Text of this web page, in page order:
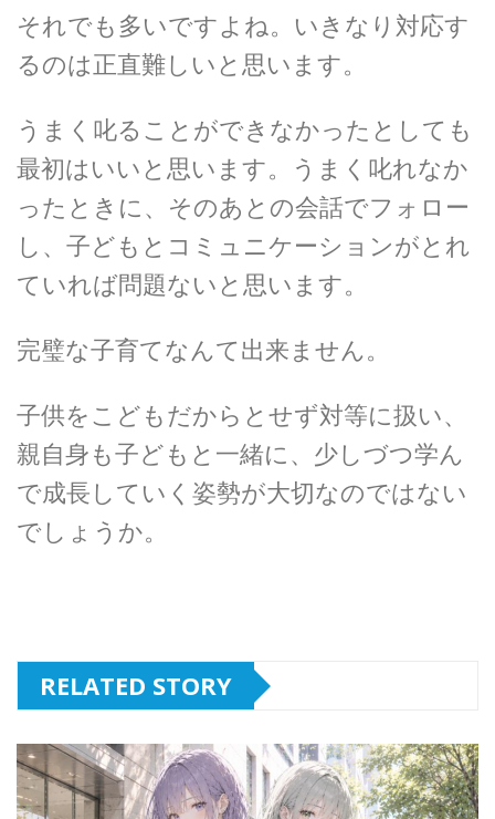
それでも多いですよね。いきなり対応す
るのは正直難しいと思います。
うまく叱ることができなかったとしても
最初はいいと思います。うまく叱れなか
ったときに、そのあとの会話でフォロー
し、子どもとコミュニケーションがとれ
ていれば問題ないと思います。
完璧な子育てなんて出来ません。
子供をこどもだからとせず対等に扱い、
親自身も子どもと一緒に、少しづつ学ん
で成長していく姿勢が大切なのではない
でしょうか。
RELATED STORY